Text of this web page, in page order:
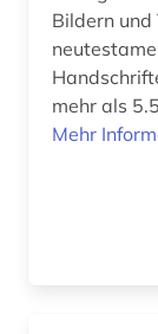
Bildern
mehr als
Mehr